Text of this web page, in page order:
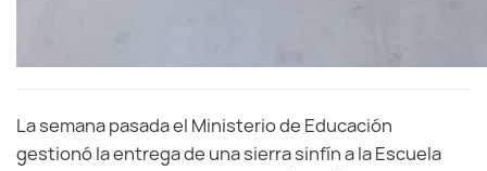
La semana pasada el Ministerio de Educación
gestionó la entrega de una sierra sinfín a la Escuela